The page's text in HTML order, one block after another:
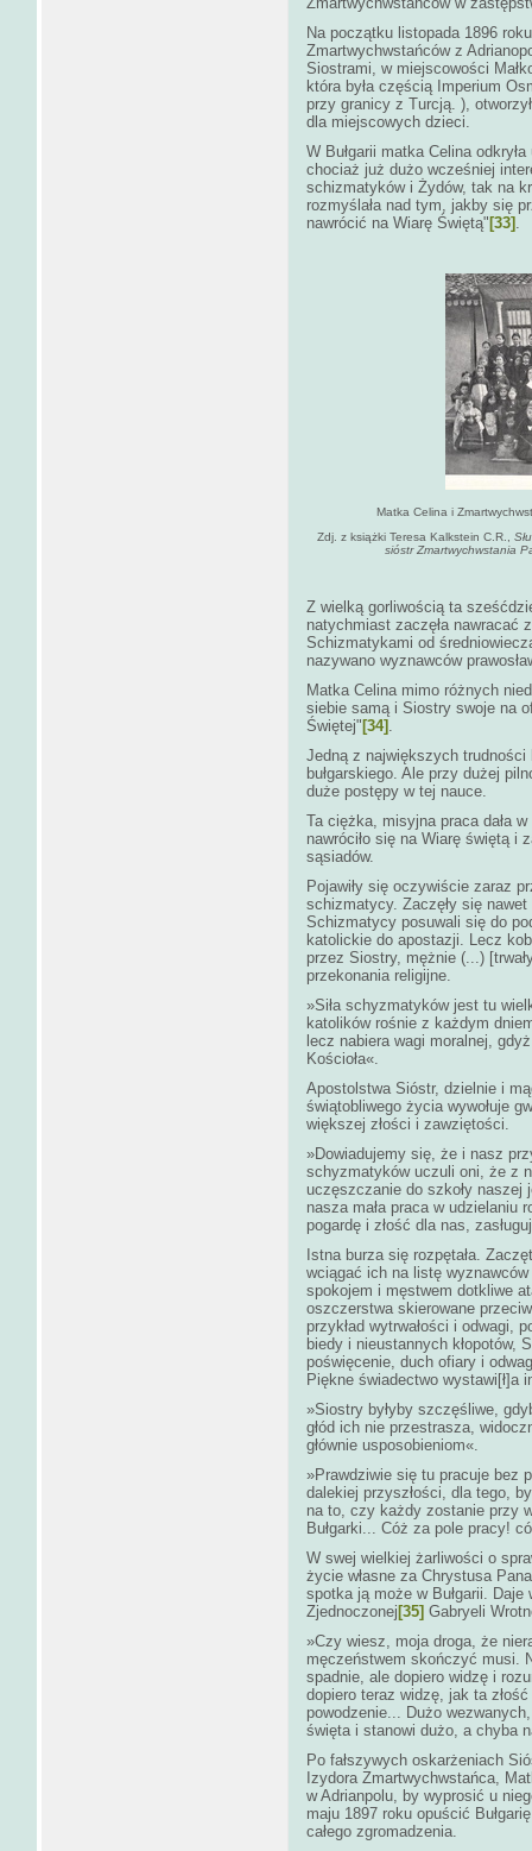
Na początku listopada 1896
Zmartwychwstańców z
Siostrami, w miejscowości
która była częścią Imperium
przy granicy z Turcją. ),
dla miejscowych dzieci.
W Bułgarii matka Celina
chociaż już dużo wcześniej
schizmatyków i Żydów, tak na
rozmyślała nad tym, jakby się
nawrócić na Wiarę Świętą" [33] .
Matka Celina i
Zdj. z książki Teresa Kalkstein C.R.,
sióstr Zmartwychwstania
Z wielką gorliwością ta
natychmiast zaczęła nawracać
Schizmatykami od
nazywano wyznawców
Matka Celina mimo różnych
siebie samą i Siostry swoje na
Świętej" [34] .
Jedną z największych trudności
bułgarskiego. Ale przy dużej
duże postępy w tej nauce.
Ta ciężka, misyjna praca dała
nawróciło się na Wiarę świętą i
sąsiadów.
Pojawiły się oczywiście zaraz
schizmatycy. Zaczęły się
Schizmatycy posuwali się do
katolickie do apostazji. Lecz
przez Siostry, mężnie (...)
przekonania religijne.
»Siła schyzmatyków jest tu
katolików rośnie z każdym
lecz nabiera wagi moralnej,
Kościoła«.
Apostolstwa Sióstr, dzielnie i
świątobliwego życia wywołuje
większej złości i zawziętości.
»Dowiadujemy się, że i nasz
schyzmatyków uczuli oni, że z
uczęszczanie do szkoły naszej
nasza mała praca w udzielaniu
pogardę i złość dla nas,
Istna burza się rozpętała.
wciągać ich na listę wyznawców
spokojem i męstwem dotkliwe
oszczerstwa skierowane
przykład wytrwałości i odwagi,
biedy i nieustannych kłopotów,
poświęcenie, duch ofiary i
Piękne świadectwo wystawi[ł]a
»Siostry byłyby szczęśliwe,
głód ich nie przestrasza,
głównie usposobieniom«.
»Prawdziwie się tu pracuje bez
dalekiej przyszłości, dla tego,
na to, czy każdy zostanie przy
Bułgarki... Cóż za pole pracy!
W swej wielkiej żarliwości o
życie własne za Chrystusa
spotka ją może w Bułgarii.
Zjednoczonej [35] Gabryeli
»Czy wiesz, moja droga, że
męczeństwem skończyć musi.
spadnie, ale dopiero widzę i
dopiero teraz widzę, jak ta
powodzenie... Dużo
święta i stanowi dużo, a chyba
Po fałszywych oskarżeniach
Izydora Zmartwychwstańca,
w Adrianpolu, by wyprosić u
maju 1897 roku opuścić
całego zgromadzenia.